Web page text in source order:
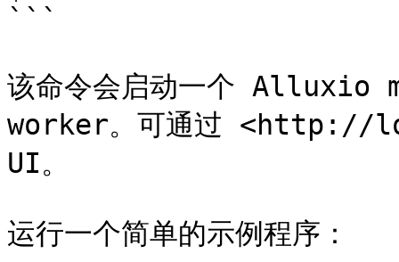
```
该命令会启动一个
worker。可通过 <http://
UI。
运行一个简单的示例程序：